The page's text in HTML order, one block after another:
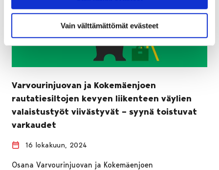
Vain välttämättömät evästeet
Varvourinjuovan ja Kokemäenjoen
rautatiesiltojen kevyen liikenteen väylien
valaistustyöt viivästyvät – syynä toistuvat
varkaudet
16 lokakuun, 2024
Osana Varvourinjuovan ja Kokemäenjoen